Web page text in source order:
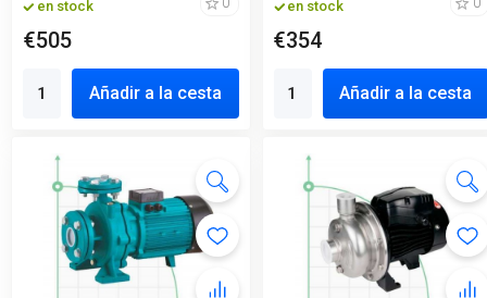
en stock 0
€505
Añadir a la cesta
en stock 0
€354
Añadir a la cesta